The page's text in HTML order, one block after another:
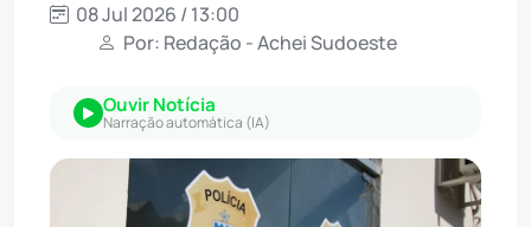
08 Jul 2026 / 13:00
Por: Redação - Achei Sudoeste
Ouvir Notícia
Narração automática (IA)